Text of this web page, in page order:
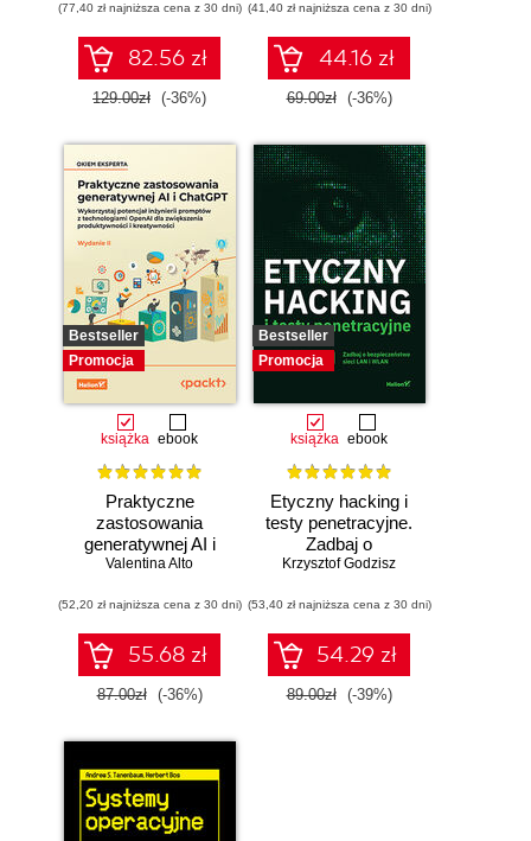
produktywność
(77,40 zł najniższa cena z 30 dni)
82.56 zł
129.00zł (-36%)
oprogramowania
(41,40 zł najniższa cena z 30 dni)
44.16 zł
69.00zł (-36%)
Bestseller
Promocja
książka ebook
Praktyczne
zastosowania
generatywnej AI i
ChatGPT.
potencjał inżynierii
promptów z
technologiami
OpenAI dla
zwiększenia
kreatywności.
Valentina Alto
(52,20 zł najniższa cena z 30 dni)
55.68 zł
87.00zł (-36%)
Bestseller
Promocja
książka ebook
Etyczny hacking i
testy penetracyjne.
Zadbaj o
bezpieczeństwo
Krzysztof Godzisz
(53,40 zł najniższa cena z 30 dni)
54.29 zł
89.00zł (-39%)